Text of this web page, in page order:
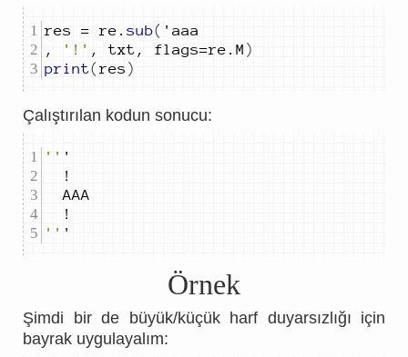
res = re . sub(
,
'!' , txt , flags=re . M )
print( res )
Çalıştırılan kodun sonucu:
''
'' '
Örnek
Şimdi bir de büyük/küçük harf duyarsızlığı için
bayrak uygulayalım: